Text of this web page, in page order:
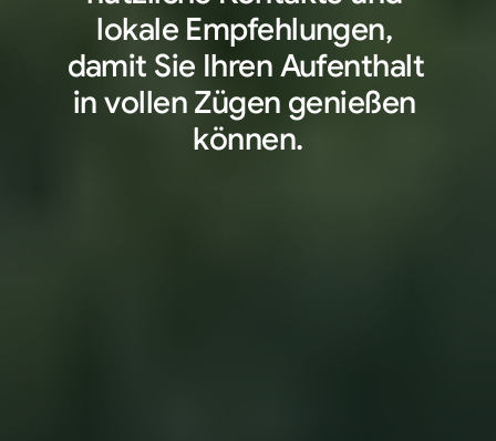
lokale Empfehlungen,
damit Sie Ihren Aufenthalt
in vollen Zügen genießen
können.